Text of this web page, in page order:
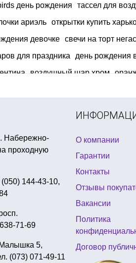
день рождения тассел для
ариэль открытки купить
девочке свечи на торт
для праздника
день рождения
воздушный шар хром
Набережно-
проходную
144-43-10,
71-69
5,
(073) 071-49-11
О компании
Гарантии
Контакты
Отзывы
Вакансии
Политика
Договор